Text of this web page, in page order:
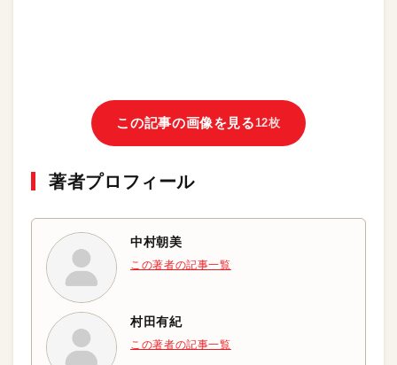
この記事の画像を見る 12枚
著者プロフィール
中村朝美
この著者の記事一覧
村田有紀
この著者の記事一覧